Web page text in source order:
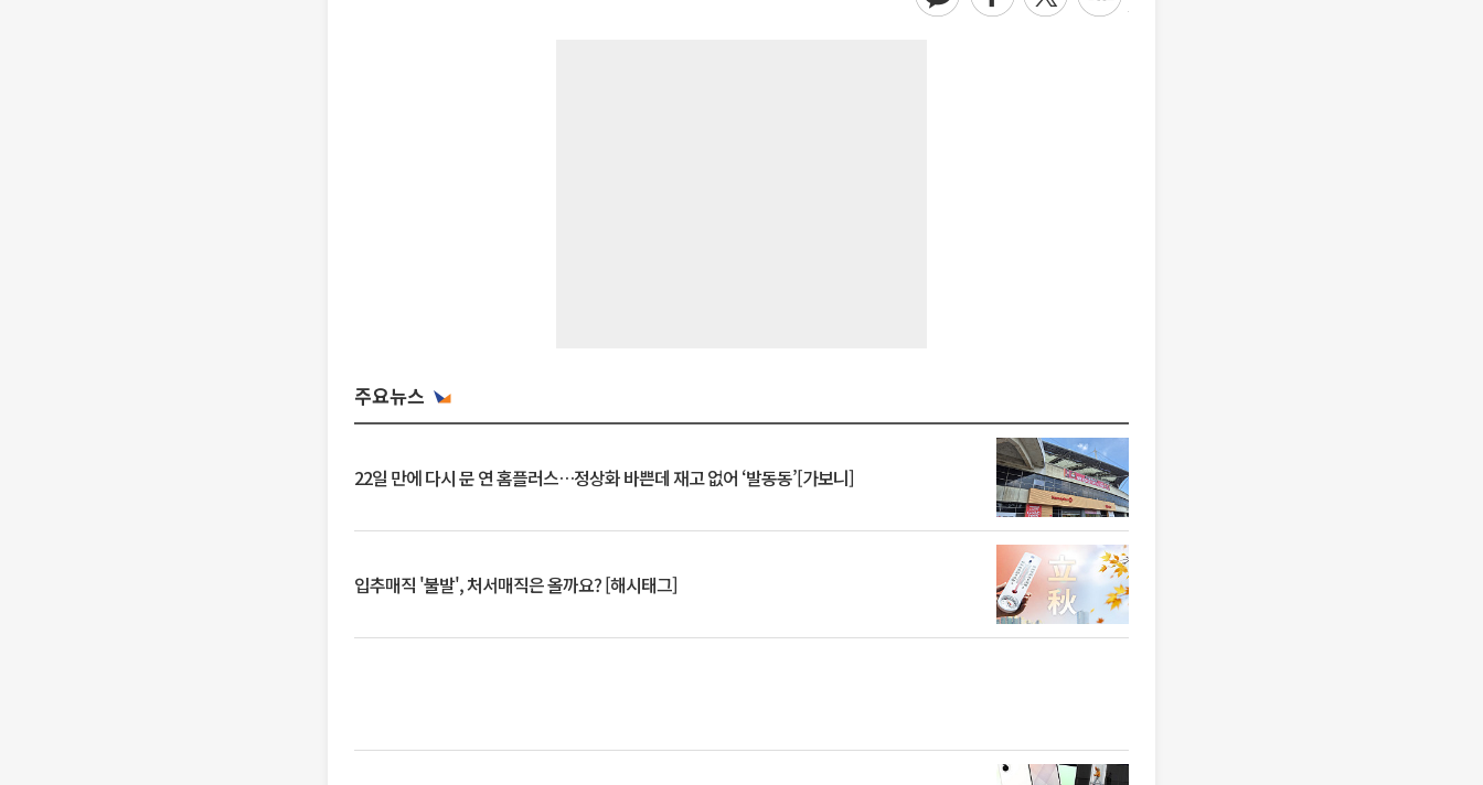
주요뉴스
22일 만에 다시 문 연 홈플러스…정상화 바쁜데 재고 없어 ‘발동동’[가보니]
입추매직 '불발', 처서매직은 올까요? [해시태그]